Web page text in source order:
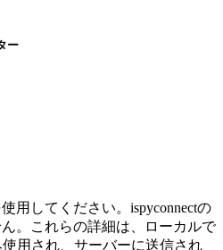
ー
用してください。ispyconnectの
。これらの詳細は、ローカルで
用され、サーバーに送信され